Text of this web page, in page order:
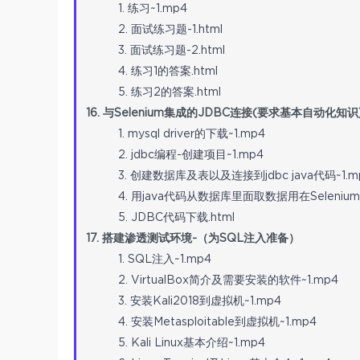
1. 练习~1.mp4
2. 面试练习题-1.html
3. 面试练习题-2.html
4. 练习1的答案.html
5. 练习2的答案.html
16. 与Selenium集成的JDBC连接(要求基本自动化知
1. mysql driver的下载~1.mp4
2. jdbc编程-创建项目~1.mp4
3. 创建数据库及表以及连接到jdbc java代码
4. 用java代码从数据库里面取数据用在
5. JDBC代码下载.html
17. 搭建渗透测试环境-（为SQL注入准备）
1. SQL注入~1.mp4
2. VirtualBox简介及需要安装的软件~1.mp4
3. 安装Kali2018到虚拟机~1.mp4
4. 安装Metasploitable到虚拟机~1.mp4
5. Kali Linux基本介绍~1.mp4